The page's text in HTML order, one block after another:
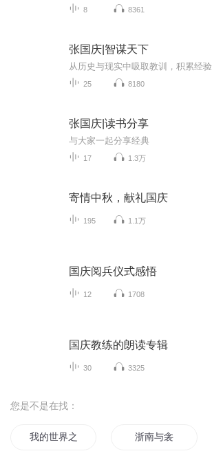
8 8361
张国庆|智谋天下
从历史与现实中吸取教训，积累经验
25 8180
张国庆|读书分享
与大家一起分享经典
17 1.3万
寄情中秋，献礼国庆
195 1.1万
国庆阅兵仪式感悟
12 1708
国庆教练的朗读专辑
30 3325
您是不是在找：
我的世界之从钻石开始进化浙南与衾